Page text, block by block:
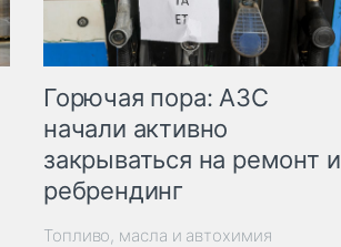
Горючая пора: АЗС
начали активно
закрываться на ремонт и
ребрендинг
Топливо, масла и автохимия